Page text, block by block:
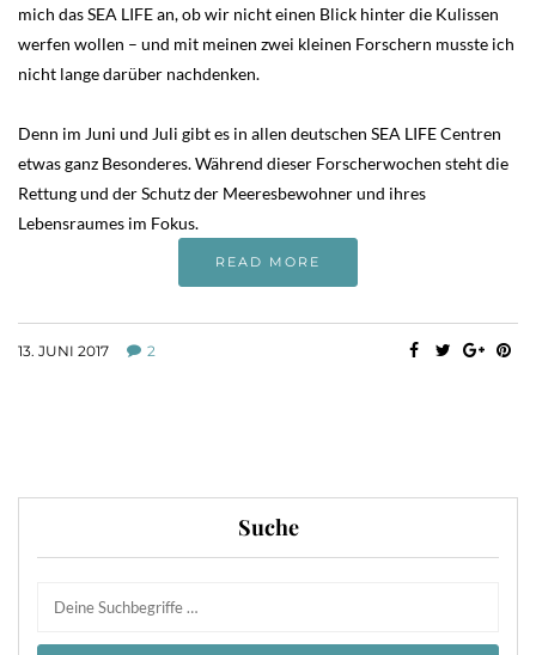
mich das SEA LIFE an, ob wir nicht einen Blick hinter die Kulissen
werfen wollen – und mit meinen zwei kleinen Forschern musste ich
nicht lange darüber nachdenken.
Denn im Juni und Juli gibt es in allen deutschen SEA LIFE Centren
etwas ganz Besonderes. Während dieser Forscherwochen steht die
Rettung und der Schutz der Meeresbewohner und ihres
Lebensraumes im Fokus.
READ MORE
13. JUNI 2017 2
Suche